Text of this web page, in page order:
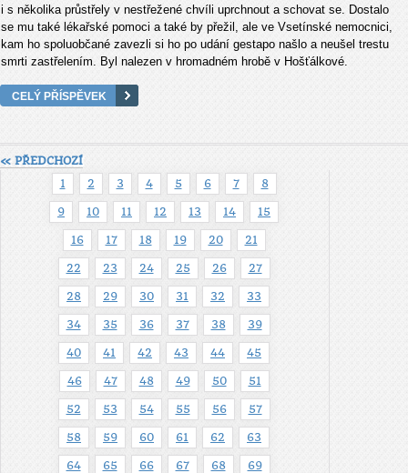
i s několika průstřely v nestřežené chvíli uprchnout a schovat se. Dostalo
se mu také lékařské pomoci a také by přežil, ale ve Vsetínské nemocnici,
kam ho spoluobčané zavezli si ho po udání gestapo našlo a neušel trestu
smrti zastřelením. Byl nalezen v hromadném hrobě v Hošťálkové.
CELÝ PŘÍSPĚVEK
« PŘEDCHOZÍ
1
2 3 4 5 6 7 8
9 10 11 12 13 14 15
16 17 18 19 20 21
22 23 24 25 26 27
28 29 30 31 32 33
34 35 36 37 38 39
40 41 42 43 44 45
46 47 48 49 50 51
52 53 54 55 56 57
58 59 60 61 62 63
64 65 66 67 68 69